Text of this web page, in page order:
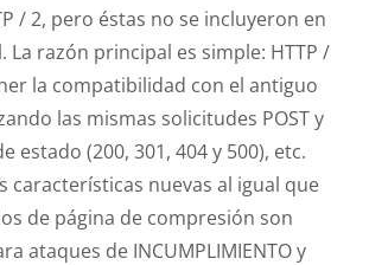
/ 2, pero éstas no se incluyeron en
La razón principal es simple: HTTP /
la compatibilidad con el antiguo
las mismas solicitudes POST y
estado (200, 301, 404 y 500), etc.
características nuevas al igual que
de página de compresión son
ataques de INCUMPLIMIENTO y